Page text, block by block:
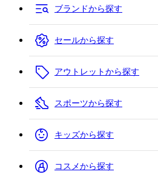
ブランドから探す
セールから探す
アウトレットから探す
スポーツから探す
キッズから探す
コスメから探す